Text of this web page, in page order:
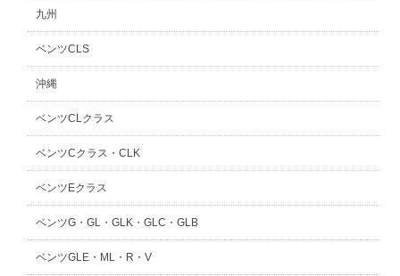
九州
ベンツCLS
沖縄
ベンツCLクラス
ベンツCクラス・CLK
ベンツEクラス
ベンツG・GL・GLK・GLC・GLB
ベンツGLE・ML・R・V